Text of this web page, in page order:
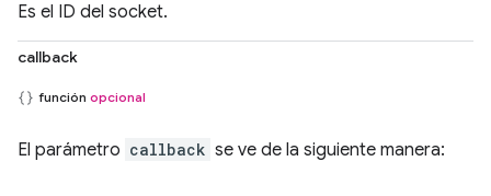
Es el ID del socket.
callback
función opcional
El parámetro callback se ve de la siguiente manera: